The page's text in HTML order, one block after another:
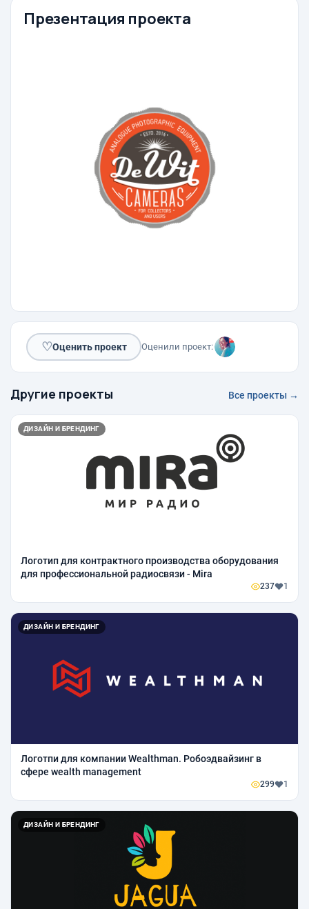
Презентация проекта
♡Оценить проект Оценили проект:
Другие проекты Все проекты →
ДИЗАЙН И БРЕНДИНГ
Логотип для контрактного производства оборудования
для профессиональной радиосвязи - Mira
237 1
ДИЗАЙН И БРЕНДИНГ
Логотпи для компании Wealthman. Робоэдвайзинг в
сфере wealth management
299 1
ДИЗАЙН И БРЕНДИНГ